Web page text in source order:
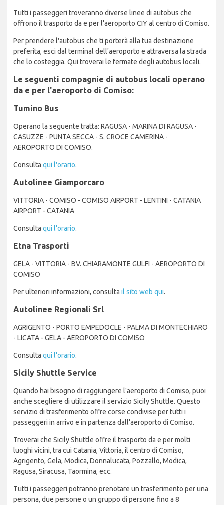
Tutti i passeggeri troveranno diverse linee di autobus che
offrono il trasporto da e per l'aeroporto CIY al centro di Comiso.
Per prendere l'autobus che ti porterà alla tua destinazione
preferita, esci dal terminal dell'aeroporto e attraversa la strada
che lo costeggia. Qui troverai le fermate degli autobus locali.
Le seguenti compagnie di autobus locali operano
da e per l'aeroporto di Comiso:
Tumino Bus
Operano la seguente tratta: RAGUSA - MARINA DI RAGUSA -
CASUZZE - PUNTA SECCA - S. CROCE CAMERINA -
AEROPORTO DI COMISO.
Consulta qui l'orario.
Autolinee Giamporcaro
VITTORIA - COMISO - COMISO AIRPORT - LENTINI - CATANIA
AIRPORT - CATANIA
Consulta qui l'orario.
Etna Trasporti
GELA - VITTORIA - BV. CHIARAMONTE GULFI - AEROPORTO DI
COMISO
Per ulteriori informazioni, consulta il sito web qui.
Autolinee Regionali Srl
AGRIGENTO - PORTO EMPEDOCLE - PALMA DI MONTECHIARO
- LICATA - GELA - AEROPORTO DI COMISO
Consulta qui l'orario.
Sicily Shuttle Service
Quando hai bisogno di raggiungere l'aeroporto di Comiso, puoi
anche scegliere di utilizzare il servizio Sicily Shuttle. Questo
servizio di trasferimento offre corse condivise per tutti i
passeggeri in arrivo e in partenza dall'aeroporto di Comiso.
Troverai che Sicily Shuttle offre il trasporto da e per molti
luoghi vicini, tra cui Catania, Vittoria, il centro di Comiso,
Agrigento, Gela, Modica, Donnalucata, Pozzallo, Modica,
Ragusa, Siracusa, Taormina, ecc.
Tutti i passeggeri potranno prenotare un trasferimento per una
persona, due persone o un gruppo di persone fino a 8